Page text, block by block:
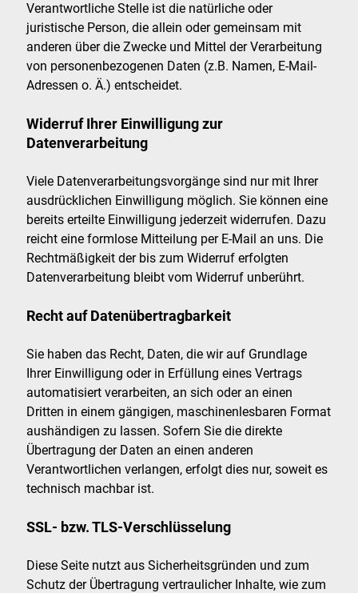
Verantwortliche Stelle ist die natürliche oder
juristische Person, die allein oder gemeinsam mit
anderen über die Zwecke und Mittel der Verarbeitung
von personenbezogenen Daten (z.B. Namen, E-Mail-
Adressen o. Ä.) entscheidet.
Widerruf Ihrer Einwilligung zur
Datenverarbeitung
Viele Datenverarbeitungsvorgänge sind nur mit Ihrer
ausdrücklichen Einwilligung möglich. Sie können eine
bereits erteilte Einwilligung jederzeit widerrufen. Dazu
reicht eine formlose Mitteilung per E-Mail an uns. Die
Rechtmäßigkeit der bis zum Widerruf erfolgten
Datenverarbeitung bleibt vom Widerruf unberührt.
Recht auf Datenübertragbarkeit
Sie haben das Recht, Daten, die wir auf Grundlage
Ihrer Einwilligung oder in Erfüllung eines Vertrags
automatisiert verarbeiten, an sich oder an einen
Dritten in einem gängigen, maschinenlesbaren Format
aushändigen zu lassen. Sofern Sie die direkte
Übertragung der Daten an einen anderen
Verantwortlichen verlangen, erfolgt dies nur, soweit es
technisch machbar ist.
SSL- bzw. TLS-Verschlüsselung
Diese Seite nutzt aus Sicherheitsgründen und zum
Schutz der Übertragung vertraulicher Inhalte, wie zum